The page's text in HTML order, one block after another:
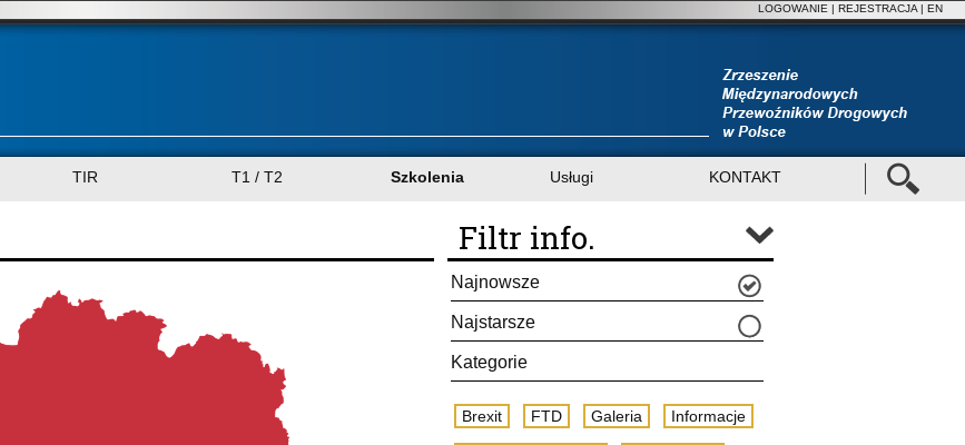
LOGOWANIE | REJESTRACJA | EN
TIR T1 / T2 Szkolenia Usługi KONTAKT
Filtr info.
Najnowsze
Najstarsze
Kategorie
Brexit FTD Galeria Informacje